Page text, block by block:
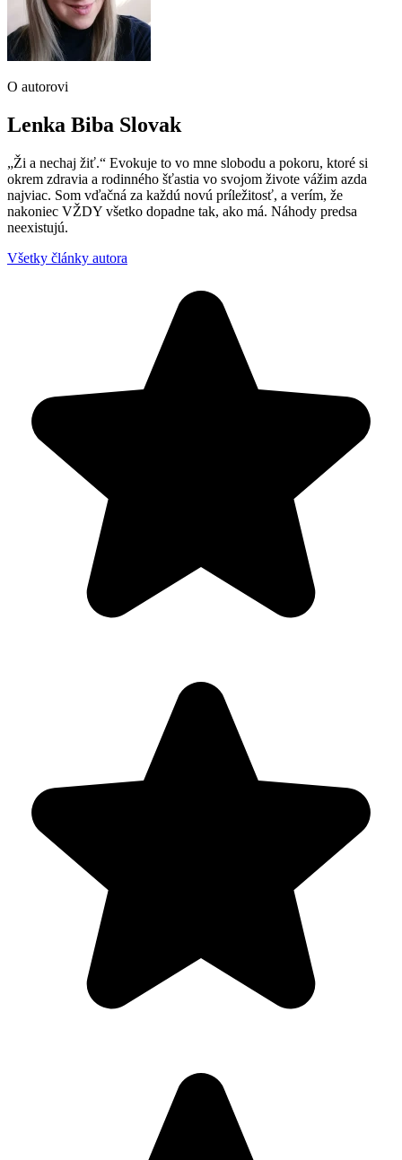
O autorovi
Lenka Biba Slovak
„Ži a nechaj žiť.“ Evokuje to vo mne slobodu a pokoru, ktoré si
okrem zdravia a rodinného šťastia vo svojom živote vážim azda
najviac. Som vďačná za každú novú príležitosť, a verím, že
nakoniec VŽDY všetko dopadne tak, ako má. Náhody predsa
neexistujú.
Všetky články autora